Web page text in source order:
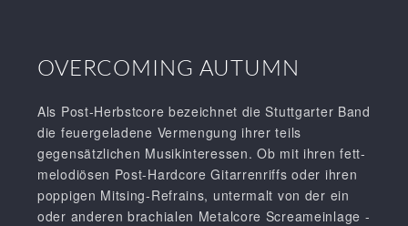
OVERCOMING AUTUMN
Als Post-Herbstcore bezeichnet die Stuttgarter Band
die feuergeladene Vermengung ihrer teils
gegensätzlichen Musikinteressen. Ob mit ihren fett-
melodiösen Post-Hardcore Gitarrenriffs oder ihren
poppigen Mitsing-Refrains, untermalt von der ein
oder anderen brachialen Metalcore Screameinlage -